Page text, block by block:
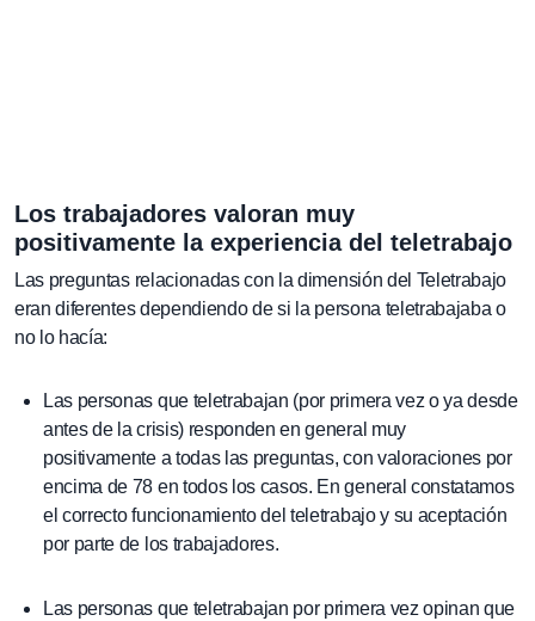
Los trabajadores valoran muy
positivamente la experiencia del teletrabajo
Las preguntas relacionadas con la dimensión del Teletrabajo
eran diferentes dependiendo de si la persona teletrabajaba o
no lo hacía:
Las personas que teletrabajan (por primera vez o ya desde
antes de la crisis) responden en general muy
positivamente a todas las preguntas, con valoraciones por
encima de 78 en todos los casos. En general constatamos
el correcto funcionamiento del teletrabajo y su aceptación
por parte de los trabajadores.
Las personas que teletrabajan por primera vez opinan que